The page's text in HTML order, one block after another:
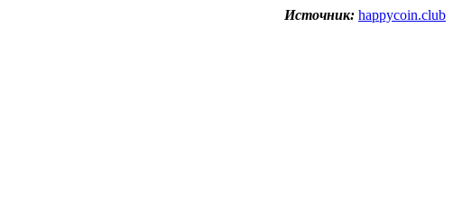
Источник: happycoin.club